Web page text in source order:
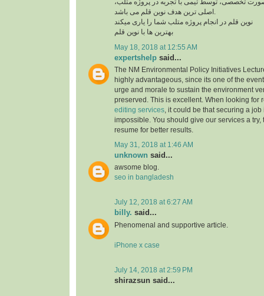
صورت تخصصی، توسط تیمی با تجربه در پروژه متلب،
اصلی ترین هدف نوین قلم می باشد.
نوین قلم در انجام پروژه متلب شما را یاری میکند
بهترین ها با نوین قلم
May 18, 2018 at 12:55 AM
expertshelp said...
The NM Environmental Policy Initiatives
highly advantageous, since its one of the
urge and morale to sustain the environment
preserved. This is excellent. When looking for
editing services , it could be that securing a
impossible. You should give our services a try,
resume for better results.
May 31, 2018 at 1:46 AM
unknown said...
awsome blog.
seo in bangladesh
July 12, 2018 at 6:27 AM
billy. said...
Phenomenal and supportive article.
iPhone x case
July 14, 2018 at 2:59 PM
shirazsun said...